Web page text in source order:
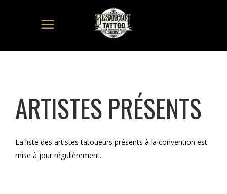
ARTISTES PRÉSENTS
La liste des artistes tatoueurs présents à la convention est
mise à jour régulièrement.